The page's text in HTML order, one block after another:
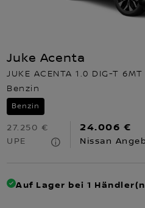
Juke Acenta
JUKE ACENTA 1.0 DIG-T
Benzin
Benzin
27.250 €
UPE
24.006 €
Nissan
Auf Lager bei 1